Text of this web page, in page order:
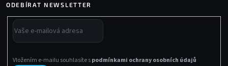
ODEBÍRAT NEWSLETTER
Vložením e-mailu souhlasíte spodmínkami ochrany osobních údajů